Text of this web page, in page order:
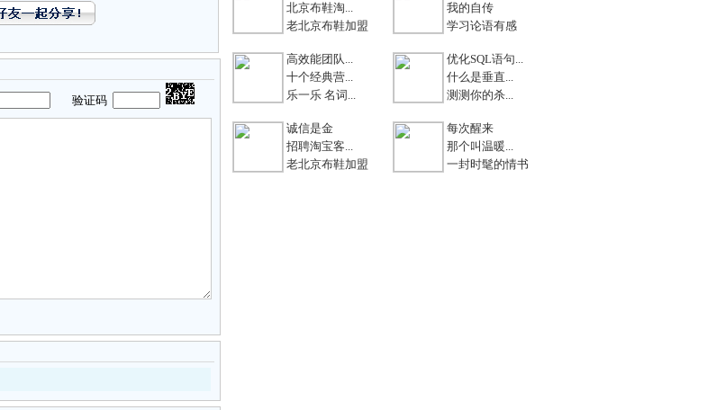
验证码
北京布鞋淘...
老北京布鞋加盟
我的自传
学习论语有感
高效能团队...
十个经典营...
乐一乐 名词...
优化SQL语句...
什么是垂直...
测测你的杀...
诚信是金
招聘淘宝客...
老北京布鞋加盟
每次醒来
那个叫温暖...
一封时髦的情书